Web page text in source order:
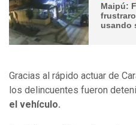
Maipú:
usando
Gracias al rápido actuar de
los delincuentes fueron
el vehículo.